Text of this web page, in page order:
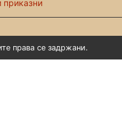
права се задржани.